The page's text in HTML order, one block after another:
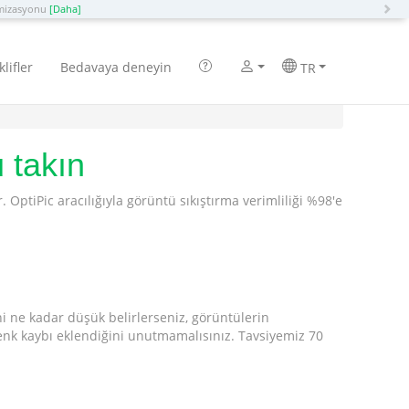
[Daha]
Bedavaya deneyin TR
aracılığıyla görüntü sıkıştırma verimliliği %98'e
ne kadar düşük belirlerseniz, görüntülerin
kaybı eklendiğini unutmamalısınız. Tavsiyemiz 70